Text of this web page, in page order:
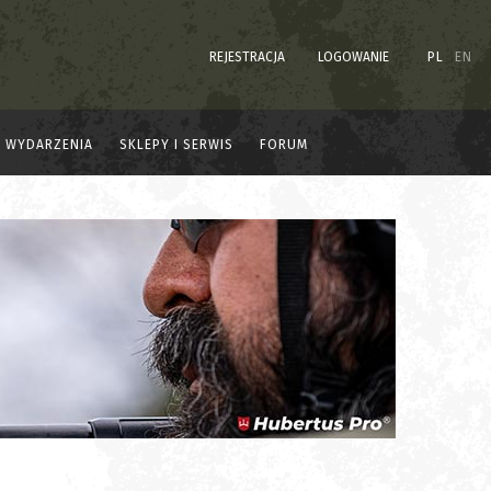
REJESTRACJA LOGOWANIE PL EN
WYDARZENIA SKLEPY I SERWIS FORUM